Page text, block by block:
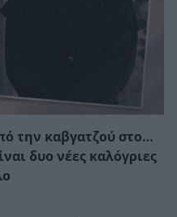
την καβγατζού στο…
δυο νέες καλόγριες